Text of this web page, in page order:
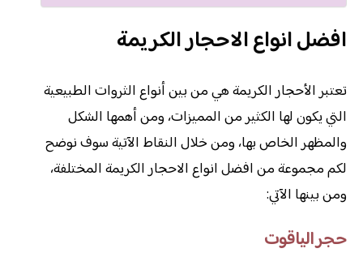
افضل انواع الاحجار الكريمة
تعتبر الأحجار الكريمة هي من بين أنواع الثروات الطبيعية
التي يكون لها الكثير من المميزات، ومن أهمها الشكل
والمظهر الخاص بها، ومن خلال النقاط الآتية سوف نوضح
لكم مجموعة من افضل انواع الاحجار الكريمة المختلفة،
ومن بينها الآتي:
حجر الياقوت